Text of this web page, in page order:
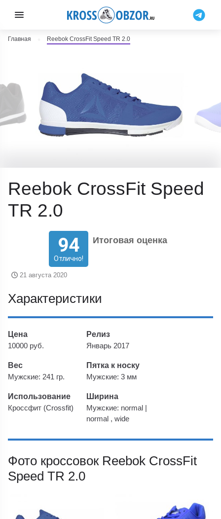
Главная Reebok CrossFit Speed TR 2.0
Reebok CrossFit Speed
TR 2.0
94
Отлично!
Итоговая оценка
21 августа 2020
Характеристики
Цена
10000 руб.
Релиз
Январь 2017
Вес
Мужские: 241 гр.
Пятка к носку
Мужские: 3 мм
Использование
Кроссфит (Crossfit)
Ширина
Мужские: normal |
normal , wide
Фото кроссовок Reebok CrossFit
Speed TR 2.0